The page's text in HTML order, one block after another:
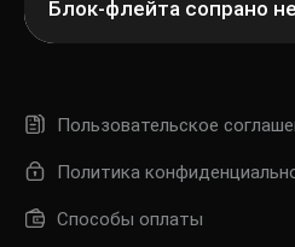
Пользовательское
Политика
Способы оплаты